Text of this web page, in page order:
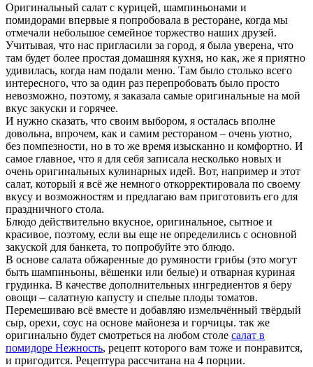
Оригинальный салат с курицей, шампиньонами и
помидорами впервые я попробовала в ресторане, когда мы
отмечали небольшое семейное торжество наших друзей.
Учитывая, что нас пригласили за город, я была уверена, что
там будет более простая домашняя кухня, но как, же я приятно
удивилась, когда нам подали меню. Там было столько всего
интересного, что за один раз перепробовать было просто
невозможно, поэтому, я заказала самые оригинальные на мой
вкус закуски и горячее.
И нужно сказать, что своим выбором, я осталась вполне
довольна, впрочем, как и самим рестораном – очень уютно,
без помпезности, но в то же время изысканно и комфортно. И
самое главное, что я для себя записала несколько новых и
очень оригинальных кулинарных идей. Вот, например и этот
салат, который я всё же немного откорректировала по своему
вкусу и возможностям и предлагаю вам приготовить его для
праздничного стола.
Блюдо действительно вкусное, оригинальное, сытное и
красивое, поэтому, если вы еще не определились с основной
закуской для банкета, то попробуйте это блюдо.
В основе салата обжаренные до румяности грибы (это могут
быть шампиньоны, вёшенки или белые) и отварная куриная
грудинка. В качестве дополнительных ингредиентов я беру
овощи – салатную капусту и спелые плоды томатов.
Перемешиваю всё вместе и добавляю измельчённый твёрдый
сыр, орехи, соус на основе майонеза и горчицы. так же
оригинально будет смотреться на любом столе салат в
помидоре Нежность, рецепт которого вам тоже и понравится,
и пригодится. Рецептура рассчитана на 4 порции.